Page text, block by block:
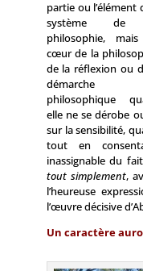
partie ou l’élément
système
philosophie,
cœur de la
de la réflexion ou
démarche
philosophique
elle ne se dérobe
sur la sensibilité,
tout en
inassignable du
tout simplement,
l’heureuse
l’œuvre décisive
Un caractère